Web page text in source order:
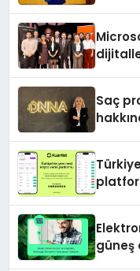
Saç
güneş